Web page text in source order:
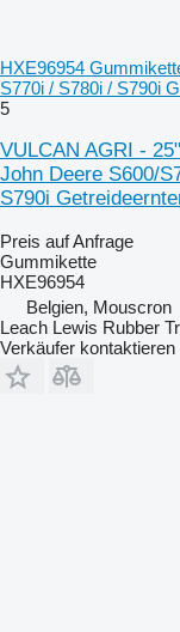
HXE96954
S770i / S780i / S790i
5
VULCAN AGRI -
John Deere S600/
S790i
Preis auf Anfrage
Gummikette
HXE96954
Belgien, Mouscron
Leach Lewis Rubber
Verkäufer kontaktieren